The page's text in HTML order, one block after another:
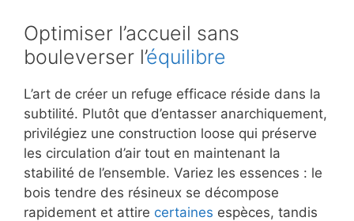
Optimiser l’accueil sans
bouleverser l’équilibre
L’art de créer un refuge efficace réside dans la
subtilité. Plutôt que d’entasser anarchiquement,
privilégiez une construction loose qui préserve
les circulation d’air tout en maintenant la
stabilité de l’ensemble. Variez les essences : le
bois tendre des résineux se décompose
rapidement et attire certaines espèces, tandis